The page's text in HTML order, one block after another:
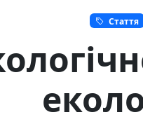
Стаття